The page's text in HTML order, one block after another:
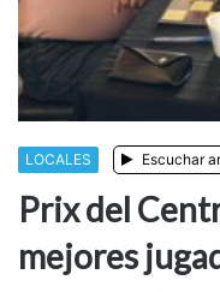
LOCALES Escuchar
Prix del
mejores